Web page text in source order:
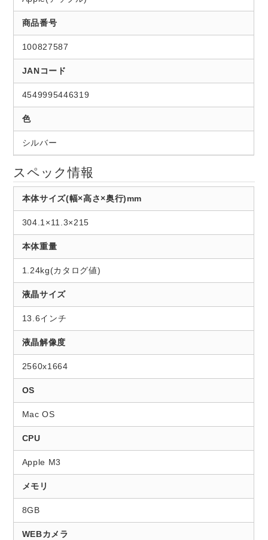
商品番号
100827587
JANコード
4549995446319
色
シルバー
スペック情報
本体サイズ(幅×高さ×奥行)mm
304.1×11.3×215
本体重量
1.24kg(カタログ値)
液晶サイズ
13.6インチ
液晶解像度
2560x1664
OS
Mac OS
CPU
Apple M3
メモリ
8GB
WEBカメラ